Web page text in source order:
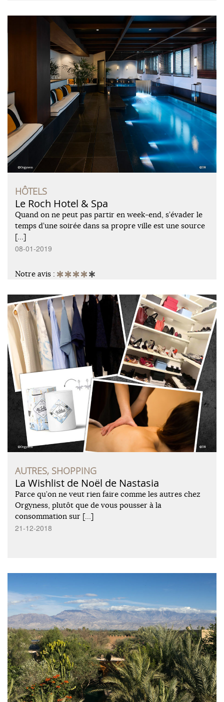
HÔTELS
Le Roch Hotel & Spa
Quand on ne peut pas partir en week-end, s’évader le
temps d’une soirée dans sa propre ville est une source
[…]
08-01-2019
Notre avis :
AUTRES, SHOPPING
La Wishlist de Noël de Nastasia
Parce qu’on ne veut rien faire comme les autres chez
Orgyness, plutôt que de vous pousser à la
consommation sur […]
21-12-2018